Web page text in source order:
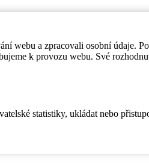
webu a zpracovali osobní údaje.
k provozu webu. Své
statistiky, ukládat nebo